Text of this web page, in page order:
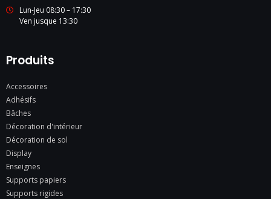
Lun-Jeu 08:30 – 17:30
Ven jusque 13:30
Produits
Accessoires
Adhésifs
Bâches
Décoration d'intérieur
Décoration de sol
Display
Enseignes
Supports papiers
Supports rigides